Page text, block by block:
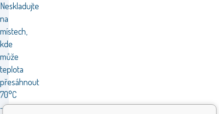
Neskladujte
na
místech,
kde
může
teplota
přesáhnout
70°C
-